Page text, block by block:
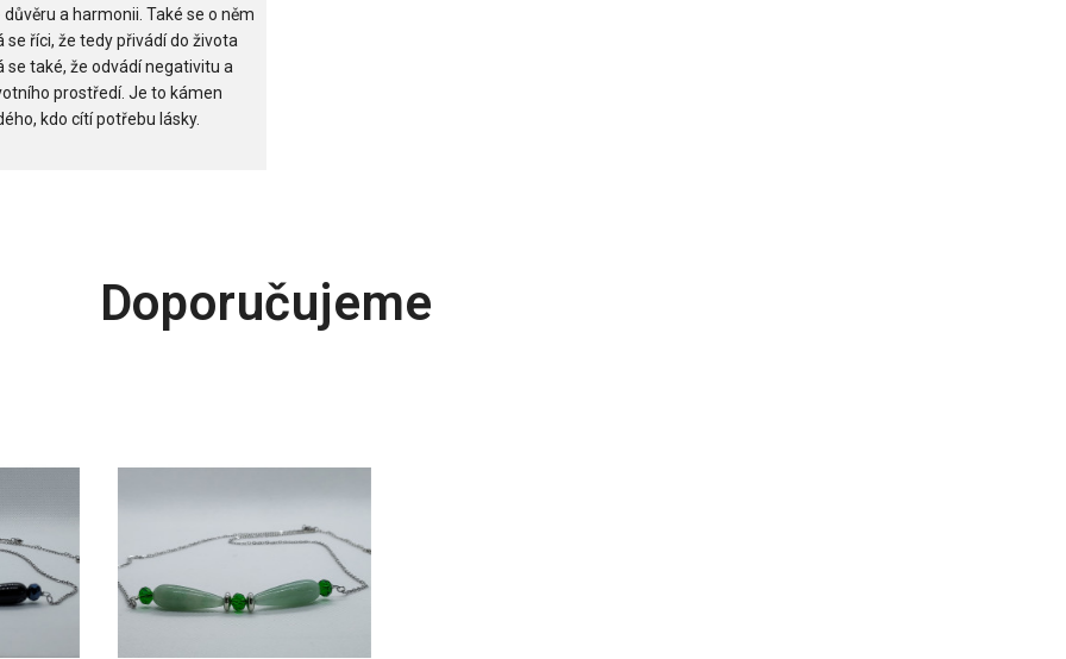
a harmonii. Také se o něm
říci, že tedy přivádí do života
se také, že odvádí negativitu a
prostředí. Je to kámen
kdo cítí potřebu lásky.
Doporučujeme